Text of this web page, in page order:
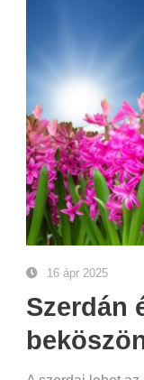
16 ápr 2025
Szerdán